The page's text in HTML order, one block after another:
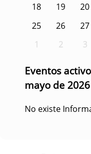
18
19 20
25
26 27
1
2 3
Eventos
mayo de 2026
No existe